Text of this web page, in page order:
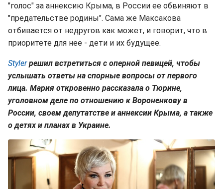
"голос" за аннексию Крыма, в России ее обвиняют в
"предательстве родины". Сама же Максакова
отбивается от недругов как может, и говорит, что в
приоритете для нее - дети и их будущее.
Stylerрешил встретиться с оперной певицей, чтобы
услышать ответы на спорные вопросы от первого
лица. Мария откровенно рассказала о Тюрине,
уголовном деле по отношению к Вороненкову в
России, своем депутатстве и аннексии Крыма, а также
о детях и планах в Украине.